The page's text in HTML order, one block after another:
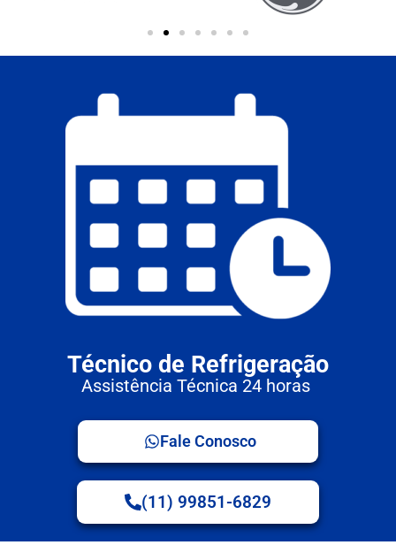
Técnico de Refrigeração
Assistência Técnica 24 horas
Fale Conosco
(11) 99851-6829